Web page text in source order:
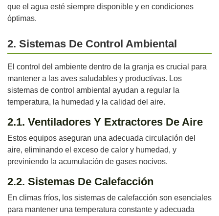
que el agua esté siempre disponible y en condiciones
óptimas.
2. Sistemas De Control Ambiental
El control del ambiente dentro de la granja es crucial para
mantener a las aves saludables y productivas. Los
sistemas de control ambiental ayudan a regular la
temperatura, la humedad y la calidad del aire.
2.1. Ventiladores Y Extractores De Aire
Estos equipos aseguran una adecuada circulación del
aire, eliminando el exceso de calor y humedad, y
previniendo la acumulación de gases nocivos.
2.2. Sistemas De Calefacción
En climas fríos, los sistemas de calefacción son esenciales
para mantener una temperatura constante y adecuada